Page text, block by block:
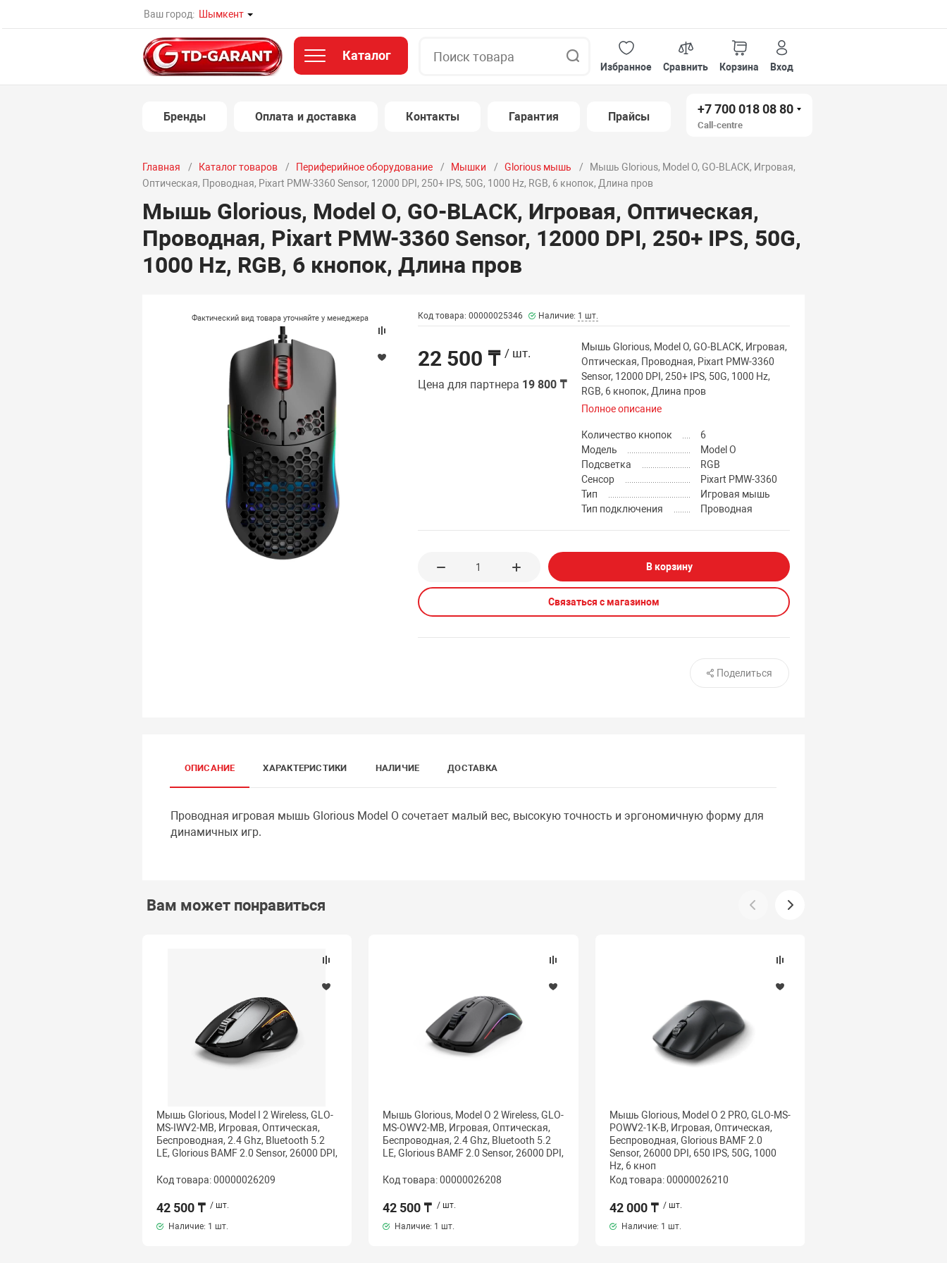
Ваш город: Шымкент
Каталог
Избранное
Сравнить Корзина Вход
Бренды Оплата и доставка Контакты Гарантия Прайсы
+7 700 018 08 80
Call-centre
Главная Каталог товаров Периферийное оборудование Мышки Glorious мышь
Мышь Glorious, Model O, GO-BLACK, Игровая,
Оптическая, Проводная, Pixart PMW-3360 Sensor, 12000 DPI, 250+ IPS, 50G, 1000 Hz, RGB, 6 кнопок, Длина пров
Мышь Glorious, Model O, GO-BLACK, Игровая, Оптическая,
Проводная, Pixart PMW-3360 Sensor, 12000 DPI, 250+ IPS, 50G,
1000 Hz, RGB, 6 кнопок, Длина пров
Фактический вид товара уточняйте у менеджера Код товара: 00000025346 Наличие: 1 шт.
22 500 ₸ / шт.
Цена для партнера 19 800 ₸
Мышь Glorious, Model O, GO-BLACK, Игровая,
Оптическая, Проводная, Pixart PMW-3360
Sensor, 12000 DPI, 250+ IPS, 50G, 1000 Hz,
RGB, 6 кнопок, Длина пров
Полное описание
Количество кнопок
6
Модель
Model O
Подсветка
RGB
Сенсор
Pixart PMW-3360
Тип
Игровая мышь
Тип подключения
Проводная
В корзину
Связаться с магазином
Поделиться
ОПИСАНИЕ ХАРАКТЕРИСТИКИ НАЛИЧИЕ ДОСТАВКА
Проводная игровая мышь Glorious Model O сочетает малый вес, высокую точность и эргономичную форму для
динамичных игр.
Вам может понравиться
Мышь Glorious, Model I 2 Wireless, GLO-
MS-IWV2-MB, Игровая, Оптическая,
Беспроводная, 2.4 Ghz, Bluetooth 5.2
LE, Glorious BAMF 2.0 Sensor, 26000 DPI,
Код товара: 00000026209
42 500 ₸ / шт.
Наличие: 1 шт.
Мышь Glorious, Model O 2 Wireless, GLO-
MS-OWV2-MB, Игровая, Оптическая,
Беспроводная, 2.4 Ghz, Bluetooth 5.2
LE, Glorious BAMF 2.0 Sensor, 26000 DPI,
Код товара: 00000026208
42 500 ₸ / шт.
Наличие: 1 шт.
Мышь Glorious, Model O 2 PRO, GLO-MS-
POWV2-1K-B, Игровая, Оптическая,
Беспроводная, Glorious BAMF 2.0
Sensor, 26000 DPI, 650 IPS, 50G, 1000
Hz, 6 кноп
Код товара: 00000026210
42 000 ₸ / шт.
Наличие: 1 шт.